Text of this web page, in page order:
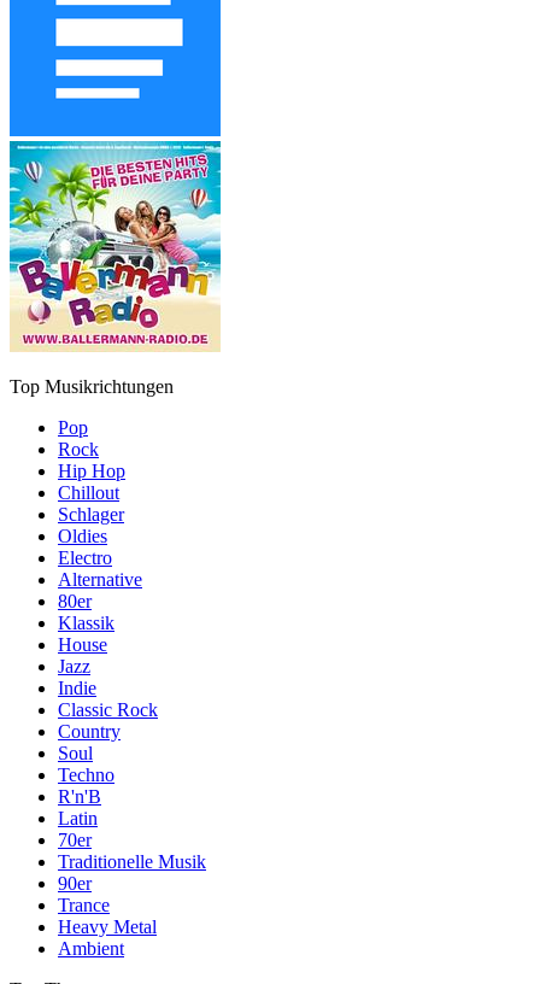
Top Musikrichtungen
Pop
Rock
Hip Hop
Chillout
Schlager
Oldies
Electro
Alternative
80er
Klassik
House
Jazz
Indie
Classic Rock
Country
Soul
Techno
R'n'B
Latin
70er
Traditionelle Musik
90er
Trance
Heavy Metal
Ambient